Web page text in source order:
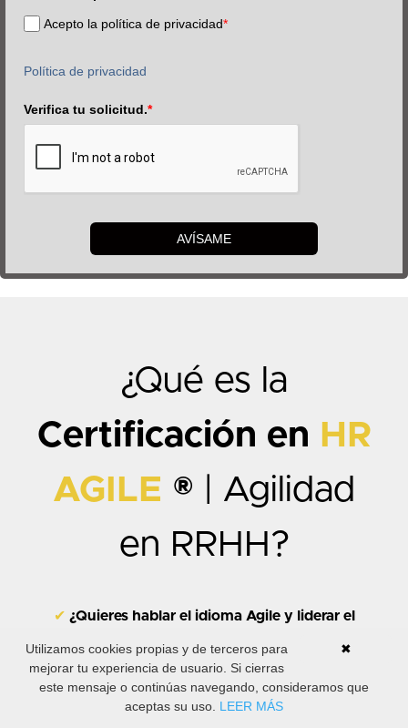
Acepto la política de privacidad*
Política de privacidad
Verifica tu solicitud.*
AVÍSAME
¿Qué es la
Certificación en HR
AGILE ® | Agilidad
en RRHH?
✔ ¿Quieres hablar el idioma Agile y liderar el
líderes ágiles
. Construye desde HR las
bases para surfear cambios rápidos y constantes
que ocurren fuera con agilidad de tus equipos
✖
Utilizamos cookies propias y de terceros para
mejorar tu experiencia de usuario. Si cierras
este mensaje o continúas navegando, consideramos que
aceptas su uso. LEER MÁS